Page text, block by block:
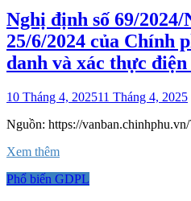
Nghị định số 69/
25/6/2024 của Chính
danh và xác thực
10 Tháng 4, 202511 Tháng 4, 2025
Nguồn: https://
Xem thêm
Phổ biến GDPL